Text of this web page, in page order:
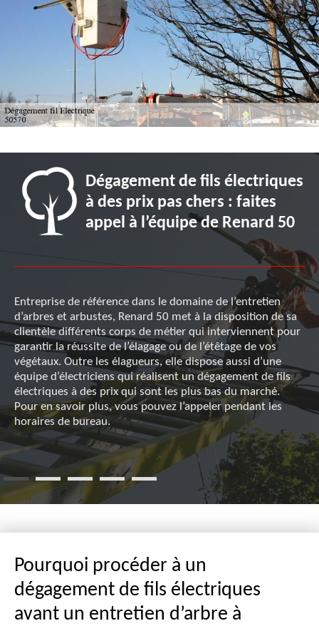
Dégagement de fils électriques
à des prix pas chers : faites
appel à l’équipe de Renard 50
Entreprise de référence dans le domaine de l’entretien
d’arbres et arbustes, Renard 50 met à la disposition de sa
clientèle différents corps de métier qui interviennent pour
garantir la réussite de l’élagage ou de l’étêtage de vos
végétaux. Outre les élagueurs, elle dispose aussi d’une
équipe d’électriciens qui réalisent un dégagement de fils
électriques à des prix qui sont les plus bas du marché.
Pour en savoir plus, vous pouvez l’appeler pendant les
horaires de bureau.
Pourquoi procéder à un
dégagement de fils électriques
avant un entretien d’arbre à